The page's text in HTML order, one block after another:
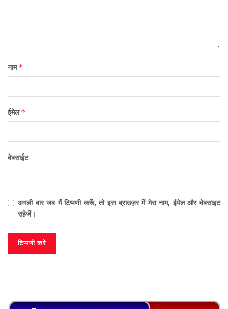
नाम*
ईमेल*
वेबसाईट
अगली बार जब मैं टिप्पणी करूँ, तो इस ब्राउज़र में मेरा नाम, ईमेल और वेबसाइट
सहेजें।